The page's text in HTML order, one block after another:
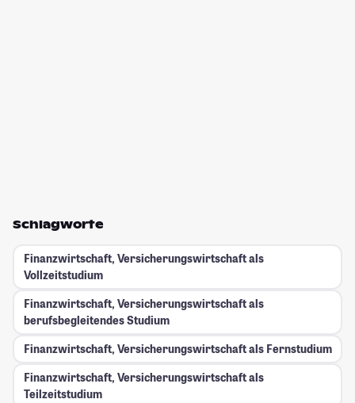
Schlagworte
Finanzwirtschaft, Versicherungswirtschaft als
Vollzeitstudium
Finanzwirtschaft, Versicherungswirtschaft als
berufsbegleitendes Studium
Finanzwirtschaft, Versicherungswirtschaft als Fernstudium
Finanzwirtschaft, Versicherungswirtschaft als
Teilzeitstudium